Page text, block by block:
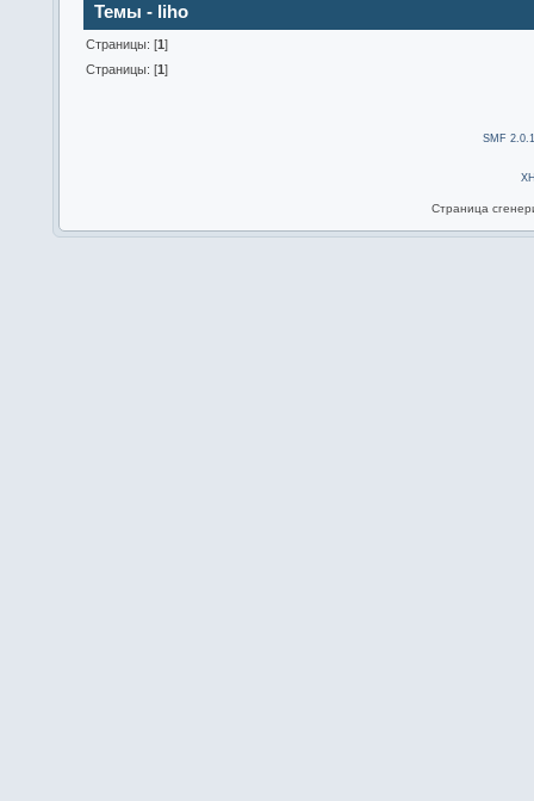
Темы - liho
Страницы: [1]
Страницы: [1]
SMF
Страница